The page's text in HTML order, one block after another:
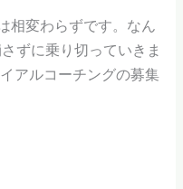
相変わらずです。なん
ずに乗り切っていきま
アルコーチングの募集